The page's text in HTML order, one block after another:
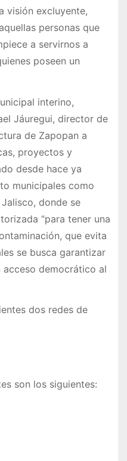
visión excluyente,
personas que
a servirnos a
poseen un
interino,
Jáuregui, director de
de Zapopan a
proyectos y
desde hace ya
municipales como
donde se
“para tener una
que evita
se busca garantizar
acceso democrático al
dos redes de
son los siguientes: